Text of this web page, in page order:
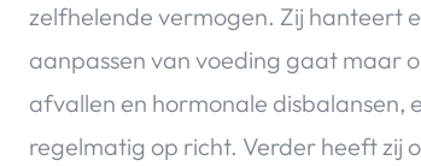
zelfhelende vermogen. Zij hanteert
aanpassen van voeding gaat maar
afvallen en hormonale disbalansen,
regelmatig op richt. Verder heeft zij